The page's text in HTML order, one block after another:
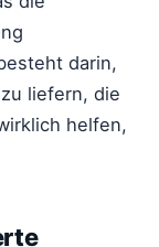
darin,
liefern, die
helfen,